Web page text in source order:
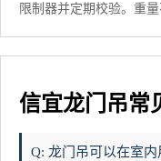
限制器并定期校验。重
信宜龙门吊常
Q: 龙门吊可以在室内